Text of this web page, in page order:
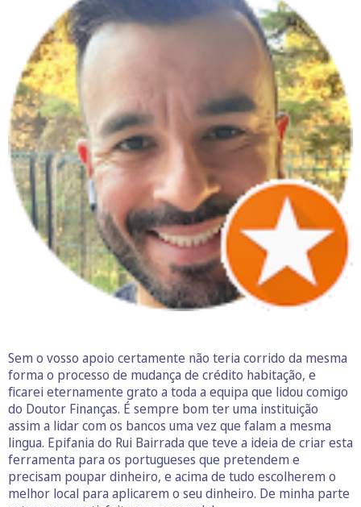
Sem o vosso apoio certamente não teria corrido da mesma
forma o processo de mudança de crédito habitação, e
ficarei eternamente grato a toda a equipa que lidou comigo
do Doutor Finanças. É sempre bom ter uma instituição
assim a lidar com os bancos uma vez que falam a mesma
lingua. Epifania do Rui Bairrada que teve a ideia de criar esta
ferramenta para os portugueses que pretendem e
precisam poupar dinheiro, e acima de tudo escolherem o
melhor local para aplicarem o seu dinheiro. De minha parte